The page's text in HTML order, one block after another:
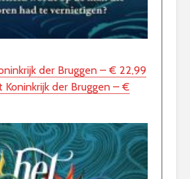
der Bruggen – € 22,99
der Bruggen – €